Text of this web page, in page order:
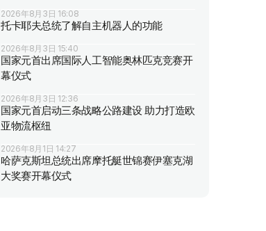
2026年8月3日 16:08
托卡耶夫总统了解自主机器人的功能
2026年8月3日 15:40
国家元首出席国际人工智能奥林匹克竞赛开
幕仪式
2026年8月3日 12:36
国家元首启动三条战略公路建设 助力打造欧
亚物流枢纽
2026年8月1日 14:27
哈萨克斯坦总统出席摩托艇世锦赛伊塞克湖
大奖赛开幕仪式